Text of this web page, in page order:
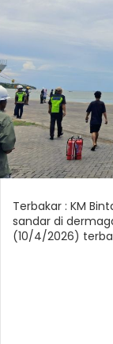
Terbakar : KM
sandar di
(10/4/2026)